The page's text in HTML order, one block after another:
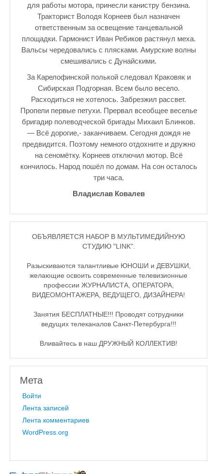
для работы мотора, принесли канистру бензина.
Тракторист Володя Корнеев был назначен
ответственным за освещение танцевальной
площадки. Гармонист Иван Ребиков растянул меха.
Вальсы чередовались с плясками. Амурские волны
смешивались с Дунайскими.
За Карелофинской полькой следовал Краковяк и
Сибирская Подгорная. Всем было весело.
Расходиться не хотелось. Забрезжил рассвет.
Пропели первые петухи. Прервал всеобщее веселье
бригадир полеводческой бригады Михаил Блинков.
— Всё дорогие,- заканчиваем. Сегодня дождя не
предвидится. Поэтому немного отдохните и дружно
на сеномётку. Корнеев отключил мотор. Всё
кончилось. Народ пошёл по домам. На сон осталось
три часа.
Владислав Ковалев
ОБЪЯВЛЯЕТСЯ НАБОР В МУЛЬТИМЕДИЙНУЮ
СТУДИЮ "LINK".
Разыскиваются талантливые ЮНОШИ и ДЕВУШКИ,
желающие освоить современные телевизионные
профессии ЖУРНАЛИСТА, ОПЕРАТОРА,
ВИДЕОМОНТАЖЕРА, ВЕДУЩЕГО, ДИЗАЙНЕРА!
Занятия БЕСПЛАТНЫЕ!!! Проводят сотрудники
ведущих телеканалов Санкт-Петербурга!!!
Вливайтесь в наш ДРУЖНЫЙ КОЛЛЕКТИВ!
Мета
Войти
Лента записей
Лента комментариев
WordPress.org